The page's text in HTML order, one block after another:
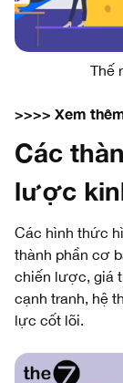
Thế
>>>> Xem
Các
lược
Các hình thức
thành phần cơ
chiến lược, giá
cạnh tranh, hệ
lực cốt lõi.